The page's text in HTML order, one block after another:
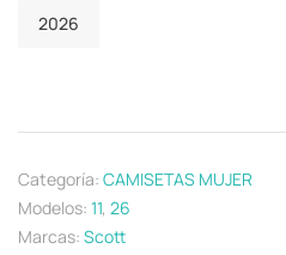
2026
Categoría: CAMISETAS MUJER
Modelos: 11, 26
Marcas: Scott